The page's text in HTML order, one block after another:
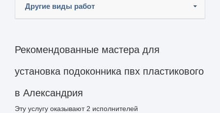
Другие виды работ
Рекомендованные мастера для
установка подоконника пвх пластикового
в Александрия
Эту услугу оказывают 2 исполнителей